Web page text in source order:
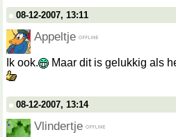
08-12-2007, 13:11
Appeltje
Ik ook. Maar dit is gelukkig als
08-12-2007, 13:14
Vlindertje